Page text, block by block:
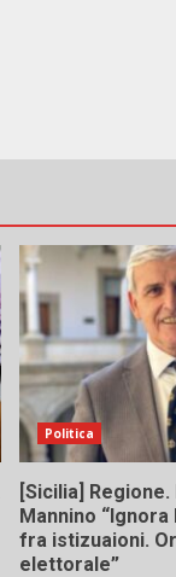
Politica
[Sicilia]
Mannino
fra istizuaioni.
elettorale”